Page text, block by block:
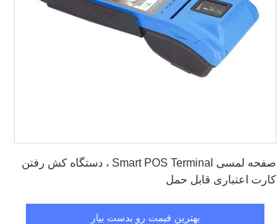
صفحه لمسی Smart POS Terminal ، دستگاه کش رفتن
کارت اعتباری قابل حمل
بهترین قیمت رو بدست بیار